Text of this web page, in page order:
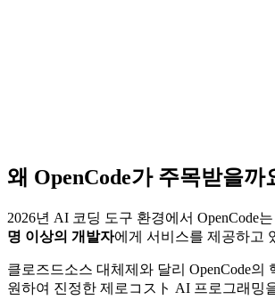
왜 OpenCode가 주목받을까
2026년 AI 코딩 도구 환경에서 OpenCode
명 이상의 개발자에게 서비스를 제공하고
클로즈드소스 대체제와 달리 OpenCode의
원하여 진정한 제로コスト AI 프로그래밍